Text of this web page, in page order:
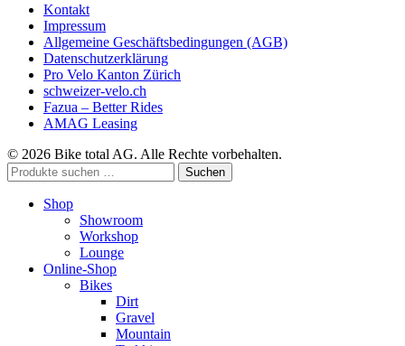
Kontakt
Impressum
Allgemeine Geschäftsbedingungen (AGB)
Datenschutzerklärung
Pro Velo Kanton Zürich
schweizer-velo.ch
Fazua – Better Rides
AMAG Leasing
© 2026 Bike total AG. Alle Rechte vorbehalten.
Suchen
nach:
Suchen
Shop
Showroom
Workshop
Lounge
Online-Shop
Bikes
Dirt
Gravel
Mountain